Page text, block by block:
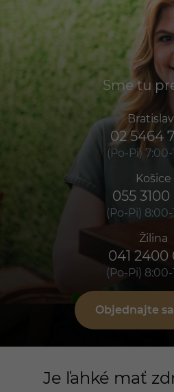
Je ľahké mať
Sme tu
02 5464
(Po-Pi)
Košice
055 3100
(Po-Pi)
Žilina
041 2400
(Po-Pi)
Objednajte